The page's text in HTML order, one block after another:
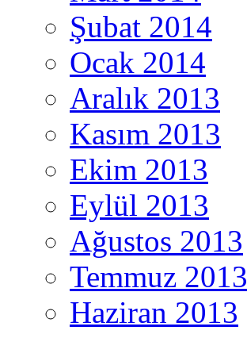
Şubat 2014
Ocak 2014
Aralık 2013
Kasım 2013
Ekim 2013
Eylül 2013
Ağustos 2013
Temmuz 2013
Haziran 2013